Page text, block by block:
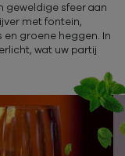
geweldige sfeer aan
met fontein,
groene heggen. In
wat uw partij